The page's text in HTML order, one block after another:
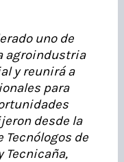
uno de
agroindustria
y reunirá a
para
desde la
Tecnólogos de
Tecnicaña,